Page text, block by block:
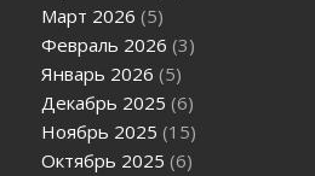
Март 2026 (5)
Февраль 2026 (3)
Январь 2026 (5)
Декабрь 2025 (6)
Ноябрь 2025 (15)
Октябрь 2025 (6)